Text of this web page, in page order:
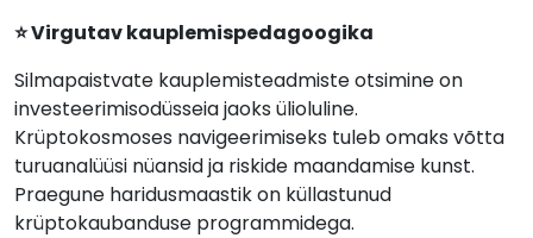
⭐ Virgutav kauplemispedagoogika
Silmapaistvate kauplemisteadmiste otsimine on
investeerimisodüsseia jaoks ülioluline.
Krüptokosmoses navigeerimiseks tuleb omaks võtta
turuanalüüsi nüansid ja riskide maandamise kunst.
Praegune haridusmaastik on küllastunud
krüptokaubanduse programmidega.